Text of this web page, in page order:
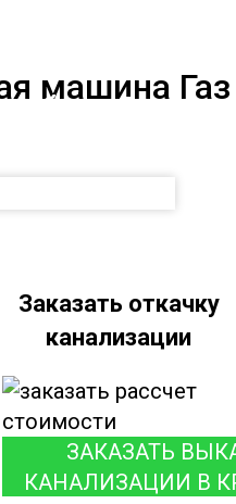
машина Газ
базе Газ
Заказать откачку
канализации
ЗАКАЗАТЬ
КАНАЛИЗАЦИИ В